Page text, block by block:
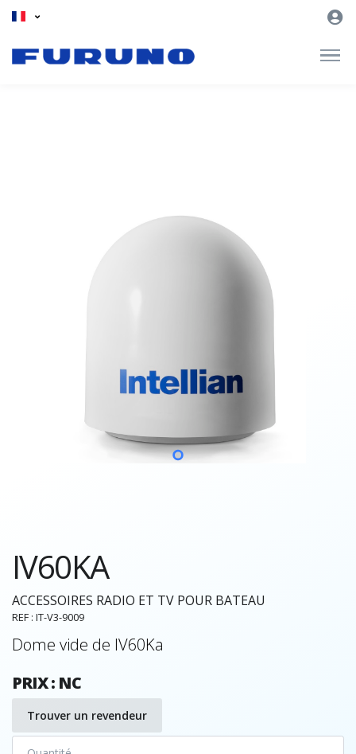
IV60KA
ACCESSOIRES RADIO ET TV POUR BATEAU
REF : IT-V3-9009
Dome vide de IV60Ka
PRIX : NC
Trouver un revendeur